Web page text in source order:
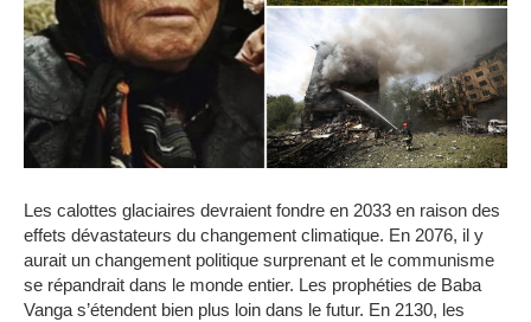
Les calottes glaciaires devraient fondre en 2033 en raison des
effets dévastateurs du changement climatique. En 2076, il y
aurait un changement politique surprenant et le communisme
se répandrait dans le monde entier. Les prophéties de Baba
Vanga s’étendent bien plus loin dans le futur. En 2130, les